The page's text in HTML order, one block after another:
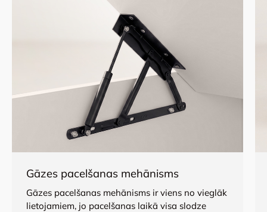
Gāzes pacelšanas mehānisms
Gāzes pacelšanas mehānisms ir viens no vieglāk
lietojamiem, jo ​​pacelšanas laikā visa slodze